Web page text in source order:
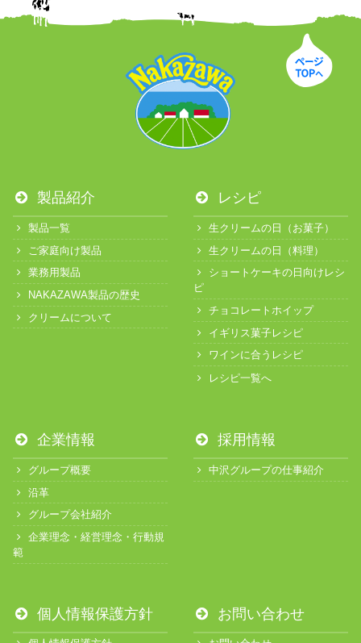
製品紹介
製品一覧
ご家庭向け製品
業務用製品
NAKAZAWA製品の歴史
クリームについて
レシピ
生クリームの日（お菓子）
生クリームの日（料理）
ショートケーキの日向けレシ
ピ
チョコレートホイップ
イギリス菓子レシピ
ワインに合うレシピ
レシピ一覧へ
企業情報
グループ概要
沿革
グループ会社紹介
企業理念・経営理念・行動規
範
採用情報
中沢グループの仕事紹介
個人情報保護方針 お問い合わせ